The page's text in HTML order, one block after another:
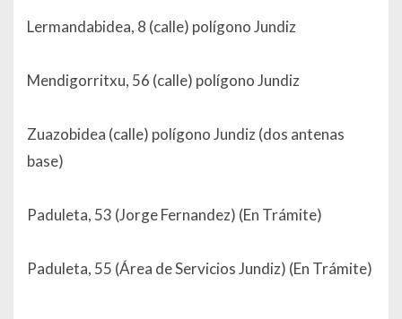
Lermandabidea, 8 (calle) polígono Jundiz
Mendigorritxu, 56 (calle) polígono Jundiz
Zuazobidea (calle) polígono Jundiz (dos antenas
base)
Paduleta, 53 (Jorge Fernandez) (En Trámite)
Paduleta, 55 (Área de Servicios Jundiz) (En Trámite)